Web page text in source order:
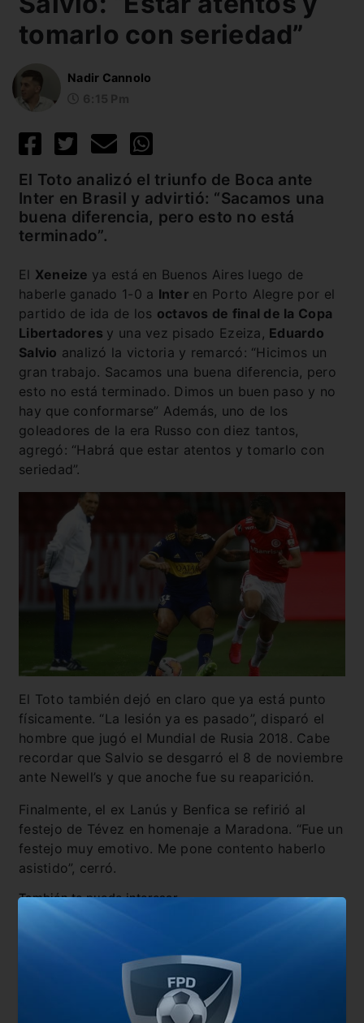
tomarlo con seriedad”
Nadir Cannolo
El Toto analizó el triunfo de Boca ante
Inter en Brasil y advirtió: “Sacamos una
buena diferencia, pero esto no está
terminado”.
El Xeneize ya está en Buenos Aires luego de
haberle ganado 1-0 a Inter en Porto Alegre por el
partido de ida de los octavos de final de la Copa
Libertadores y una vez pisado Ezeiza, Eduardo
Salvio analizó la victoria y remarcó: “Hicimos un
gran trabajo. Sacamos una buena diferencia, pero
esto no está terminado. Dimos un buen paso y no
hay que conformarse” Además, uno de los
goleadores de la era Russo con diez tantos,
agregó: “Habrá que estar atentos y tomarlo con
seriedad”.
El Toto también dejó en claro que ya está punto
físicamente. “La lesión ya es pasado”, disparó el
hombre que jugó el Mundial de Rusia 2018. Cabe
recordar que Salvio se desgarró el 8 de noviembre
ante Newell’s y que anoche fue su reaparición.
Finalmente, el ex Lanús y Benfica se refirió al
festejo de Tévez en homenaje a Maradona. “Fue un
festejo muy emotivo. Me pone contento haberlo
asistido”, cerró.
También te puede interesar
Russo: “Muy contento por el rendimiento de Boca”
Russo confirmó los convocados para la